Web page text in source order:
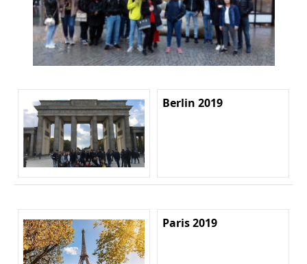
Berlin 2019
Paris 2019